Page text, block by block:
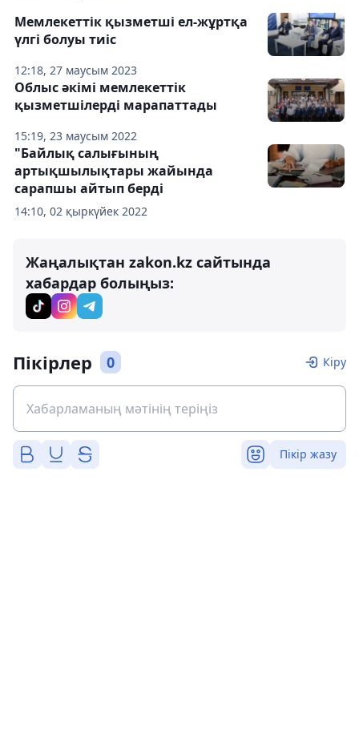
12:18, 27 маусым 2023
Мемлекеттік қызметші ел-жұртқа
үлгі болуы тиіс
15:19, 23 маусым 2022
Облыс әкімі мемлекеттік
қызметшілерді марапаттады
14:10, 02 қыркүйек 2022
"Байлық салығының
артықшылықтары жайында
сарапшы айтып берді
Жаңалықтан zakon.kz сайтында
хабардар болыңыз:
Пікірлер 0 Кіру
Пікір жазу